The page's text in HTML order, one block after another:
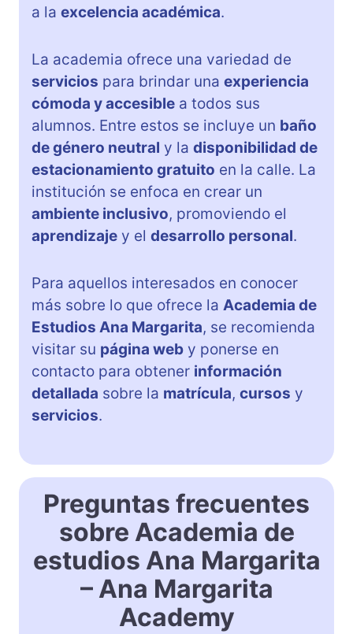
a la excelencia académica.
La academia ofrece una variedad de
servicios para brindar una experiencia
cómoda y accesible a todos sus
alumnos. Entre estos se incluye un baño
de género neutral y la disponibilidad de
estacionamiento gratuito en la calle. La
institución se enfoca en crear un
ambiente inclusivo, promoviendo el
aprendizaje y el desarrollo personal.
Para aquellos interesados en conocer
más sobre lo que ofrece la Academia de
Estudios Ana Margarita, se recomienda
visitar su página web y ponerse en
contacto para obtener información
detallada sobre la matrícula, cursos y
servicios.
Preguntas frecuentes
sobre Academia de
estudios Ana Margarita
– Ana Margarita
Academy